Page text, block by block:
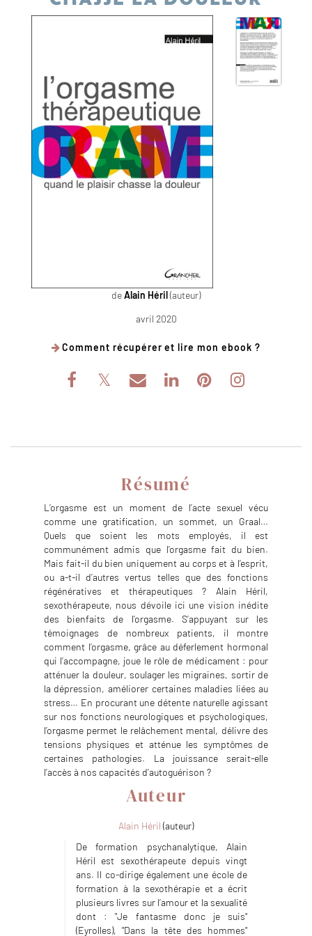
deAlain Héril(auteur)
avril 2020
Comment récupérer et lire mon ebook ?
Résumé
L’orgasme est un moment de l’acte sexuel vécu
comme une gratification, un sommet, un Graal…
Quels que soient les mots employés, il est
communément admis que l’orgasme fait du bien.
Mais fait-il du bien uniquement au corps et à l’esprit,
ou a-t-il d’autres vertus telles que des fonctions
régénératives et thérapeutiques ? Alain Héril,
sexothérapeute, nous dévoile ici une vision inédite
des bienfaits de l’orgasme. S’appuyant sur les
témoignages de nombreux patients, il montre
comment l’orgasme, grâce au déferlement hormonal
qui l’accompagne, joue le rôle de médicament : pour
atténuer la douleur, soulager les migraines, sortir de
la dépression, améliorer certaines maladies liées au
stress… En procurant une détente naturelle agissant
sur nos fonctions neurologiques et psychologiques,
l’orgasme permet le relâchement mental, délivre des
tensions physiques et atténue les symptômes de
certaines pathologies. La jouissance serait-elle
l’accès à nos capacités d’autoguérison ?
Auteur
Alain Héril (auteur)
De formation psychanalytique, Alain
Héril est sexothérapeute depuis vingt
ans. Il co-dirige également une école de
formation à la sexothérapie et a écrit
plusieurs livres sur l’amour et la sexualité
dont : "Je fantasme donc je suis"
(Eyrolles), "Dans la tête des hommes"